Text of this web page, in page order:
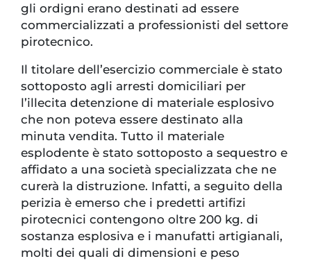
gli ordigni erano destinati ad essere
commercializzati a professionisti del settore
pirotecnico.
Il titolare dell’esercizio commerciale è stato
sottoposto agli arresti domiciliari per
l’illecita detenzione di materiale esplosivo
che non poteva essere destinato alla
minuta vendita. Tutto il materiale
esplodente è stato sottoposto a sequestro e
affidato a una società specializzata che ne
curerà la distruzione. Infatti, a seguito della
perizia è emerso che i predetti artifizi
pirotecnici contengono oltre 200 kg. di
sostanza esplosiva e i manufatti artigianali,
molti dei quali di dimensioni e peso